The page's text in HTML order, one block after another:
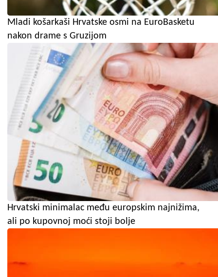
Mladi košarkaši Hrvatske osmi na EuroBasketu
nakon drame s Gruzijom
Hrvatski minimalac među europskim najnižima,
ali po kupovnoj moći stoji bolje